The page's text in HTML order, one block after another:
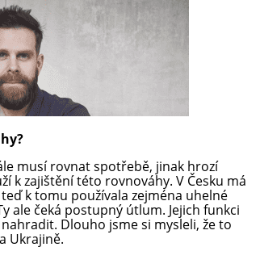
musí rovnat spotřebě, jinak hrozí
k zajištění této rovnováhy. V Česku má
k tomu používala zejména uhelné
ale čeká postupný útlum. Jejich funkci
Dlouho jsme si mysleli, že to
Ukrajině.